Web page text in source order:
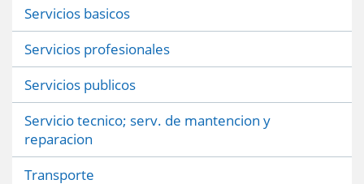
Servicios basicos
Servicios profesionales
Servicios publicos
Servicio tecnico; serv. de mantencion y
reparacion
Transporte